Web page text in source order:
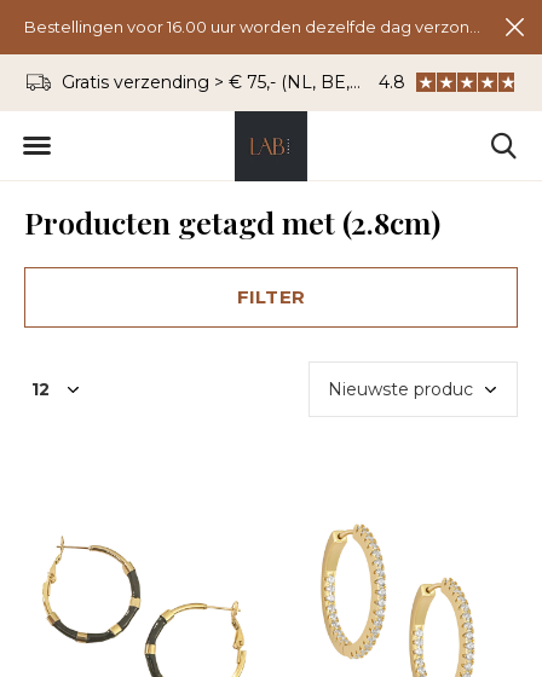
Gratis verzending > € 75,- (NL, BE, DU) WhatsApp: 06 -
4.8
Producten getagd met (2.8cm)
FILTER